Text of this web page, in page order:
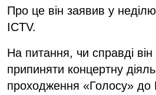
Про це він заявив у
ICTV.
На питання, чи справді
припиняти концертну
проходження «Голосу» до